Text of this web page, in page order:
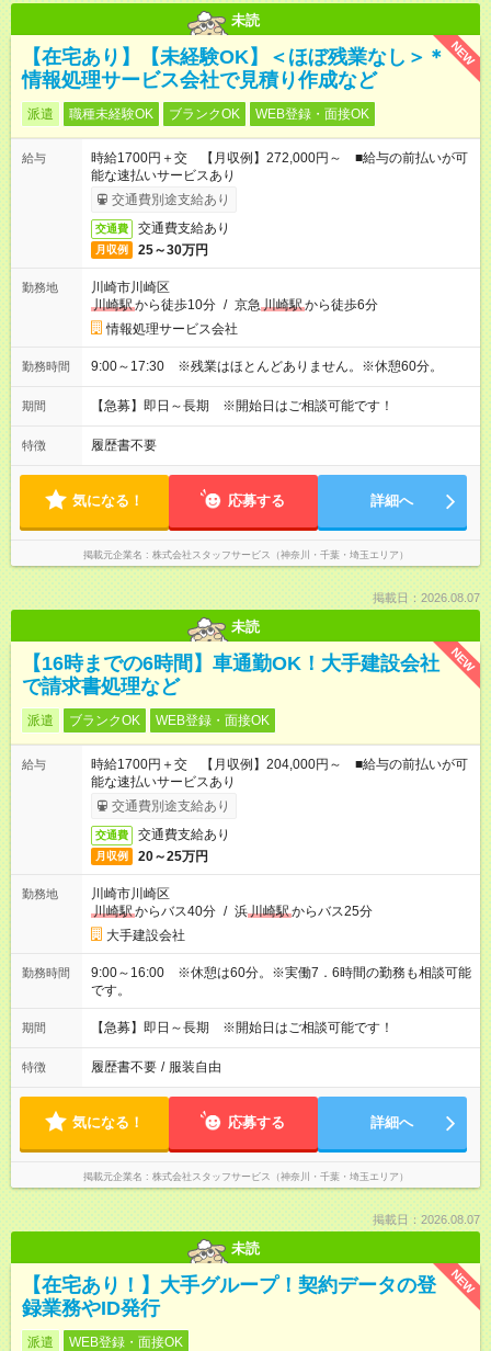
未読
NEW
【在宅あり】【未経験OK】＜ほぼ残業なし＞＊
情報処理サービス会社で見積り作成など
派遣 職種未経験OK ブランクOK WEB登録・面接OK
給与
時給1700円＋交 【月収例】272,000円～ ■給与の前払いが可
能な速払いサービスあり
交通費別途支給あり
交通費 交通費支給あり
月収例 25～30万円
勤務地
川崎市川崎区
川崎駅から徒歩10分 / 京急 川崎駅から徒歩6分
情報処理サービス会社
勤務時間 9:00～17:30 ※残業はほとんどありません。※休憩60分。
期間 【急募】即日～長期 ※開始日はご相談可能です！
特徴 履歴書不要
気になる！ 応募する 詳細へ
掲載元企業名 株式会社スタッフサービス（神奈川・千葉・埼玉エリア）
掲載日：2026.08.07
未読
NEW
【16時までの6時間】車通勤OK！大手建設会社
で請求書処理など
派遣 ブランクOK WEB登録・面接OK
給与
時給1700円＋交 【月収例】204,000円～ ■給与の前払いが可
能な速払いサービスあり
交通費別途支給あり
交通費 交通費支給あり
月収例 20～25万円
勤務地
川崎市川崎区
川崎駅からバス40分 / 浜川崎駅からバス25分
大手建設会社
勤務時間
9:00～16:00 ※休憩は60分。※実働7．6時間の勤務も相談可能
です。
期間 【急募】即日～長期 ※開始日はご相談可能です！
特徴 履歴書不要 / 服装自由
気になる！ 応募する 詳細へ
掲載元企業名 株式会社スタッフサービス（神奈川・千葉・埼玉エリア）
掲載日：2026.08.07
未読
NEW
【在宅あり！】大手グループ！契約データの登
録業務やID発行
派遣 WEB登録・面接OK